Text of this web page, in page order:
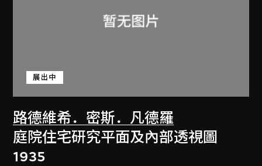
路德維希．密斯．凡德羅
展出中
庭院住宅研究平面及內部透視圖
1935